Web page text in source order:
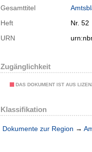
Gesamttitel
Heft
Nr. 52
URN
Zugänglichkeit
DAS DOKUMENT IST AUS
Klassifikation
Dokumente zur Region →